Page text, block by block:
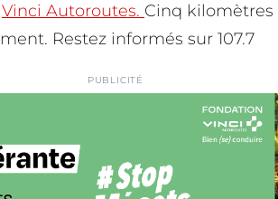
Vinci Autoroutes. Cinq
Restez informés sur 107.7
PUBLICITÉ